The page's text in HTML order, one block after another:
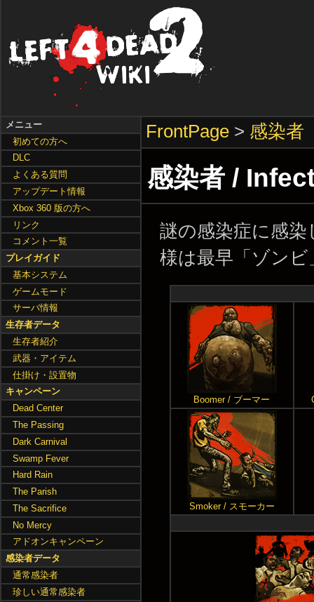
FrontPage > 感染者
感染者 /
謎の感染症に感
様は最早「ゾン
Boomer / ブーマー
Smoker / スモーカー
メニュー
初めての方へ
DLC
よくある質問
アップデート情報
Xbox 360 版の方へ
リンク
コメント一覧
プレイガイド
基本システム
ゲームモード
サーバ情報
生存者データ
生存者紹介
武器・アイテム
仕掛け・設置物
キャンペーン
Dead Center
The Passing
Dark Carnival
Swamp Fever
Hard Rain
The Parish
The Sacrifice
No Mercy
アドオンキャンペーン
感染者データ
通常感染者
珍しい通常感染者